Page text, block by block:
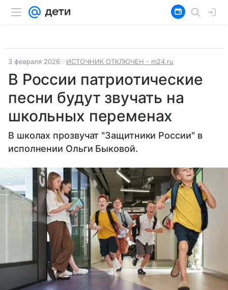
3 февраля 2026 ИСТОЧНИК ОТКЛЮЧЕН - m24.ru
В России патриотические
песни будут звучать на
школьных переменах
В школах прозвучат "Защитники России" в
исполнении Ольги Быковой.